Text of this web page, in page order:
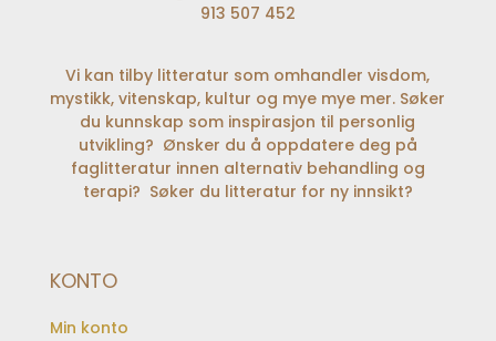
913 507 452
Vi kan tilby litteratur som omhandler visdom,
mystikk, vitenskap, kultur og mye mye mer. Søker
du kunnskap som inspirasjon til personlig
utvikling? Ønsker du å oppdatere deg på
faglitteratur innen alternativ behandling og
terapi? Søker du litteratur for ny innsikt?
KONTO
Min konto